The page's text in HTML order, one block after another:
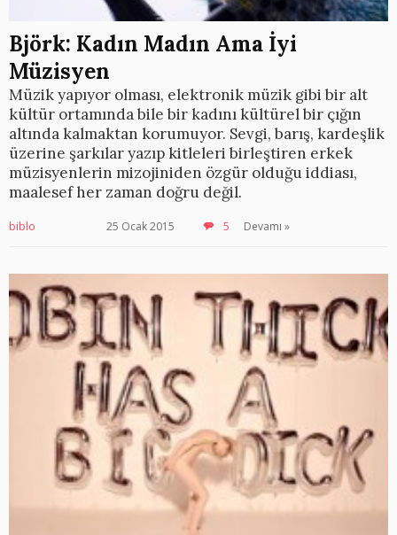
Björk: Kadın Madın Ama İyi
Müzisyen
Müzik yapıyor olması, elektronik müzik gibi bir alt
kültür ortamında bile bir kadını kültürel bir çığın
altında kalmaktan korumuyor. Sevgi, barış, kardeşlik
üzerine şarkılar yazıp kitleleri birleştiren erkek
müzisyenlerin mizojiniden özgür olduğu iddiası,
maalesef her zaman doğru değil.
biblo 25 Ocak 2015 5 Devamı »